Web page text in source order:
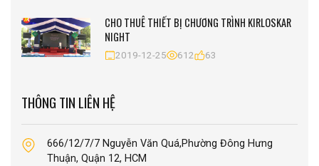
CHO THUÊ THIẾT BỊ CHƯƠNG TRÌNH KIRLOSKAR
NIGHT
2019-12-25 612 63
THÔNG TIN LIÊN HỆ
666/12/7/7 Nguyễn Văn Quá,Phường Đông Hưng
Thuận, Quận 12, HCM